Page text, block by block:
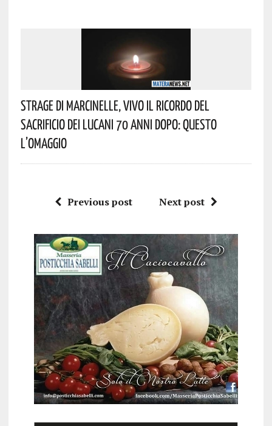
Strage Di Marcinelle, Vivo Il Ricordo Del
Sacrificio Dei Lucani 70 Anni Dopo: Questo
L’omaggio
Previous post Next post